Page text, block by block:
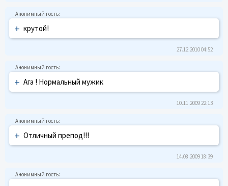
+ крутой!
27.12.2010 04:52
+ Ага ! Нормальный мужик
10.11.2009 22:13
+ Отличный препод!!!
14.08.2009 18:39